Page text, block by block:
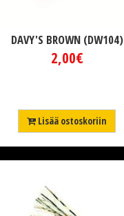
DAVY'S BROWN (DW104)
2,00€
Lisää ostoskoriin